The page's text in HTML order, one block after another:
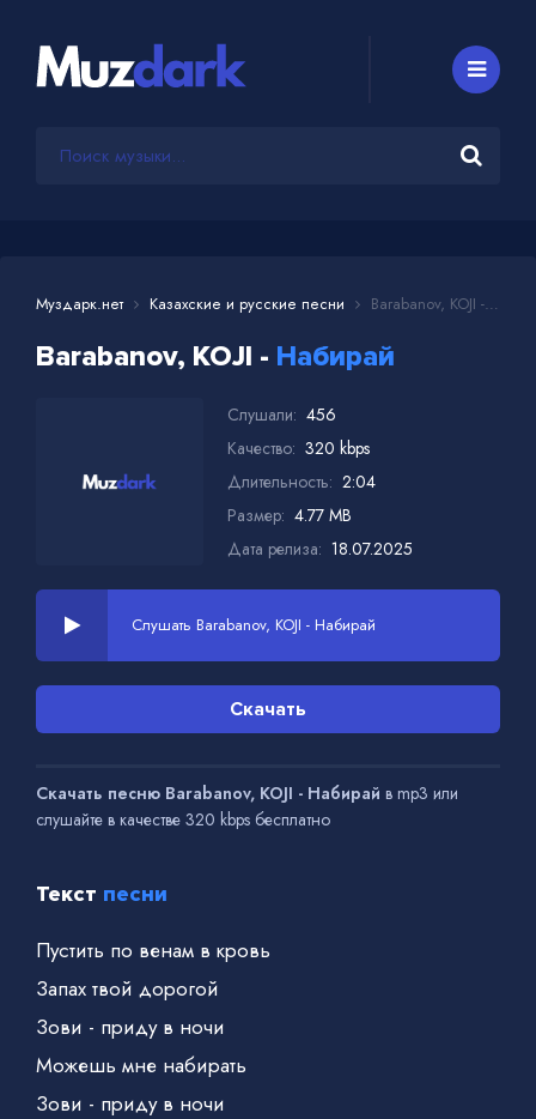
Муздарк.нет Казахские и русские песни Barabanov, KOJI - Набирай
Barabanov, KOJI - Набирай
Слушали: 456
Качество: 320 kbps
Длительность: 2:04
Размер: 4.77 MB
Дата релиза: 18.07.2025
Слушать Barabanov, KOJI - Набирай
Скачать
Скачать песню Barabanov, KOJI - Набирай в mp3 или
слушайте в качестве 320 kbps бесплатно
Текст песни
Пустить по венам в кровь
Запах твой дорогой
Зови - приду в ночи
Можешь мне набирать
Зови - приду в ночи